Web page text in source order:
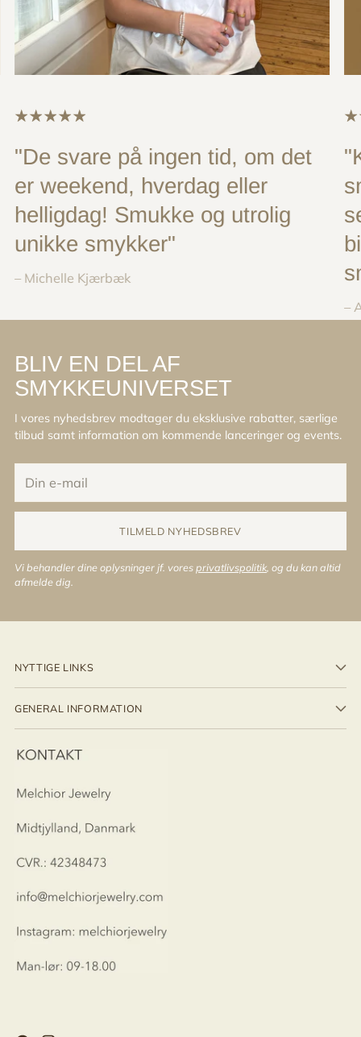
"De svare på ingen tid, om det
er weekend, hverdag eller
helligdag! Smukke og utrolig
unikke smykker"
– Michelle Kjærbæk
–
BLIV EN DEL AF
SMYKKEUNIVERSET
I vores nyhedsbrev modtager du eksklusive rabatter, særlige
tilbud samt information om kommende lanceringer og events.
e-
mail
TILMELD NYHEDSBREV
Vi behandler dine oplysninger jf. voresprivatlivspolitik , og du kan altid
afmelde dig.
NYTTIGE LINKS
GENERAL INFORMATION